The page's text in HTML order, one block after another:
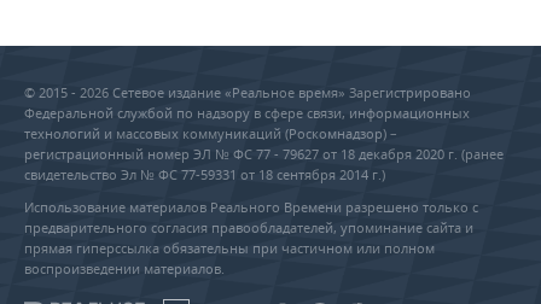
© 2015 - 2026 Сетевое издание «Реальное время» Зарегистрировано
Федеральной службой по надзору в сфере связи, информационных
технологий и массовых коммуникаций (Роскомнадзор) –
регистрационный номер ЭЛ № ФС 77 - 79627 от 18 декабря 2020 г. (ранее
свидетельство Эл № ФС 77-59331 от 18 сентября 2014 г.)
Использование материалов Реального Времени разрешено только с
предварительного согласия правообладателей, упоминание сайта и
прямая гиперссылка обязательны при частичном или полном
воспроизведении материалов.